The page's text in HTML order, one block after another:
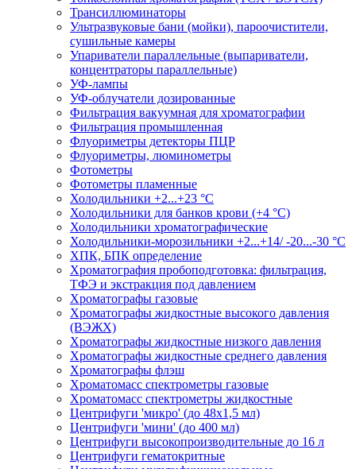
Трансиллюминаторы
Ультразвуковые бани (мойки), пароочистители,
сушильные камеры
Упариватели параллельные (выпариватели,
концентраторы параллельные)
УФ-лампы
УФ-облучатели дозированные
Фильтрация вакуумная для хроматографии
Фильтрация промышленная
Флуориметры детекторы ПЦР
Флуориметры, люминометры
Фотометры
Фотометры пламенные
Холодильники +2...+23 °С
Холодильники для банков крови (+4 °С)
Холодильники хроматографические
Холодильники-морозильники +2...+14/ -20...-30 °C
ХПК, БПК определение
Хроматография пробоподготовка: фильтрация,
ТФЭ и экстракция под давлением
Хроматографы газовые
Хроматографы жидкостные высокого давления
(ВЭЖХ)
Хроматографы жидкостные низкого давления
Хроматографы жидкостные среднего давления
Хроматографы флэш
Хроматомасс спектрометры газовые
Хроматомасс спектрометры жидкостные
Центрифуги 'микро' (до 48x1,5 мл)
Центрифуги 'мини' (до 400 мл)
Центрифуги высокопроизводительные до 16 л
Центрифуги гематокритные